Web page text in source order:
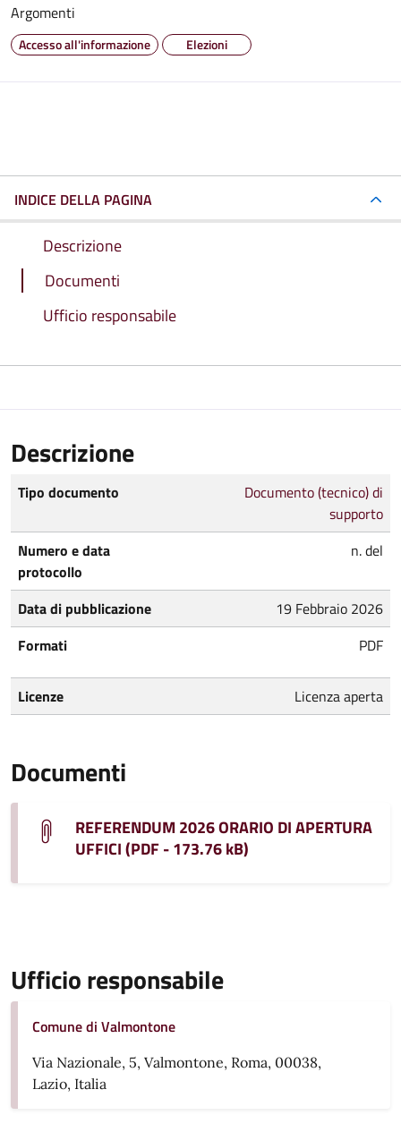
Argomenti
Accesso all'informazione Elezioni
INDICE DELLA PAGINA
Descrizione
Documenti
Ufficio responsabile
Descrizione
Tipo documento
Documento (tecnico) di
supporto
Numero e data
protocollo
n. del
Data di pubblicazione
19 Febbraio 2026
Formati
PDF
Licenze Licenza aperta
Documenti
REFERENDUM 2026 ORARIO DI APERTURA
UFFICI (PDF - 173.76 kB)
Ufficio responsabile
Comune di Valmontone
Via Nazionale, 5, Valmontone, Roma, 00038,
Lazio, Italia